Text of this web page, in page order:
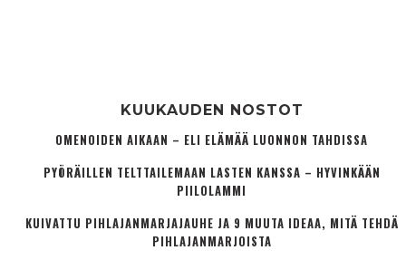
KUUKAUDEN NOSTOT
OMENOIDEN AIKAAN – ELI ELÄMÄÄ LUONNON TAHDISSA
PYÖRÄILLEN TELTTAILEMAAN LASTEN KANSSA – HYVINKÄÄN
PIILOLAMMI
KUIVATTU PIHLAJANMARJAJAUHE JA 9 MUUTA IDEAA, MITÄ TEHDÄ
PIHLAJANMARJOISTA